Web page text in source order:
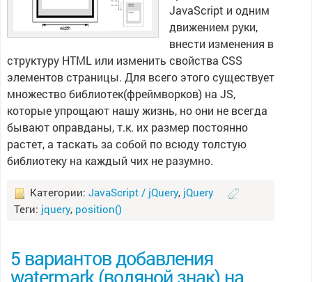
JavaScript и одним
движением руки,
внести изменения в
структуру HTML или изменить свойства CSS
элементов страницы. Для всего этого существует
множество библиотек(фреймворков) на JS,
которые упрощают нашу жизнь, но они не всегда
бывают оправданы, т.к. их размер постоянно
растет, а таскать за собой по всюду толстую
библиотеку на каждый чих не разумно.
Категории: JavaScript / jQuery, jQuery
Теги: jquery, position()
5 вариантов добавления
watermark (водяной знак) на